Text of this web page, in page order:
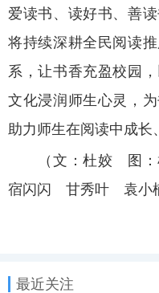
爱读书、读好书、善
将持续深耕全民阅读
系，让书香充盈校园
文化浸润师生心灵，
助力师生在阅读中成长
（文：杜姣 图：
宿闪闪 甘秀叶 袁小
最近关注